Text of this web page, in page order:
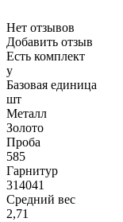
Нет отзывов
Добавить отзыв
Есть комплект
y
Базовая единица
шт
Металл
Золото
Проба
585
Гарнитур
314041
Средний вес
2,71